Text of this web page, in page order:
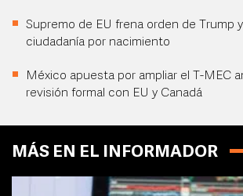
Supremo de EU frena orden de Trump
ciudadanía por nacimiento
México apuesta por ampliar el T-MEC
revisión formal con EU y Canadá
MÁS EN EL INFORMADOR